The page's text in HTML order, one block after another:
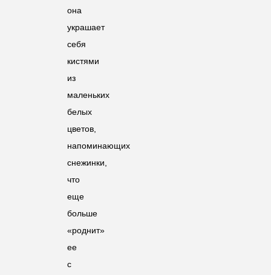
она
украшает
себя
кистями
из
маленьких
белых
цветов,
напоминающих
снежинки,
что
еще
больше
«роднит»
ее
с